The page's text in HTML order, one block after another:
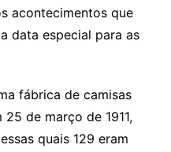
acontecimentos que
data especial para as
fábrica de camisas
de março de 1911,
quais 129 eram